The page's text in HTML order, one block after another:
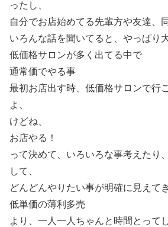
ったし、
自分でお店始めてる先輩方や友達、
いろんな話を聞いてると、やっぱり
低価格サロンが多く出てる中で
通常価でやる事
最初お店出す時、低価格サロンで行
よ、
けどね、
お店やる！
って決めて、いろいろな事考えたり
して、
どんどんやりたい事が明確に見えて
低単価の薄利多売
より、一人一人ちゃんと時間とって